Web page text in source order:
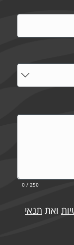
0 / 250
ואת תנאי